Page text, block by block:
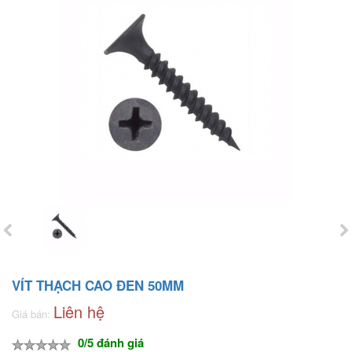
VÍT THẠCH CAO ĐEN 50MM
Giá bán: Liên hệ
0/5 đánh giá